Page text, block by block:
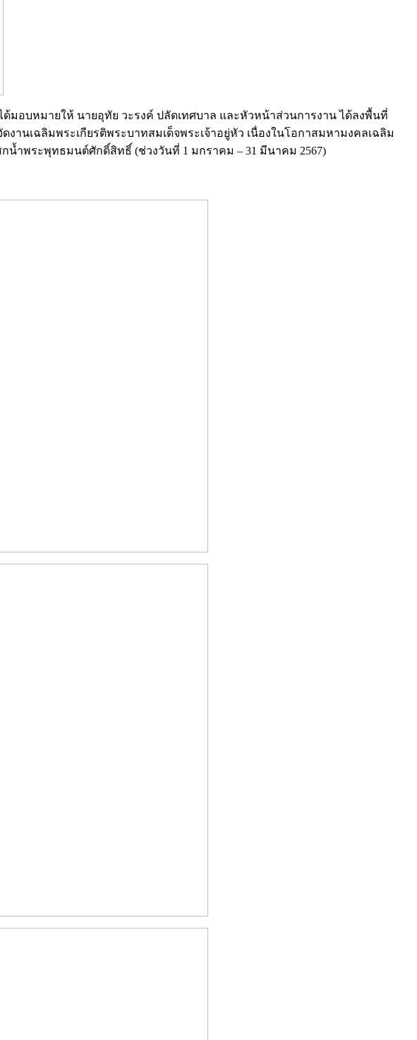
มอบหมายให้ นายอุทัย วะรงค์ ปลัดเทศบาล และหัวหน้าส่วนการงาน ได้ลงพื้นที่
นเฉลิมพระเกียรติพระบาทสมเด็จพระเจ้าอยู่หัว เนื่องในโอกาสมหามงคลเฉลิม
กน้ำพระพุทธมนต์ศักดิ์สิทธิ์ (ช่วงวันที่ 1 มกราคม – 31 มีนาคม 2567)